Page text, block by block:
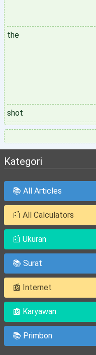
the
shot
Kategori
📚 All Articles
📰 All Calculators
📰 Ukuran
📚 Surat
📰 Internet
📰 Karyawan
📚 Primbon